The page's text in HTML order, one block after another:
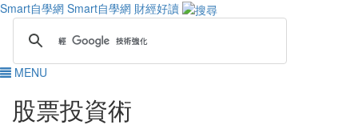
Smart自學網 Smart自學網 財經好讀
MENU
股票投資術